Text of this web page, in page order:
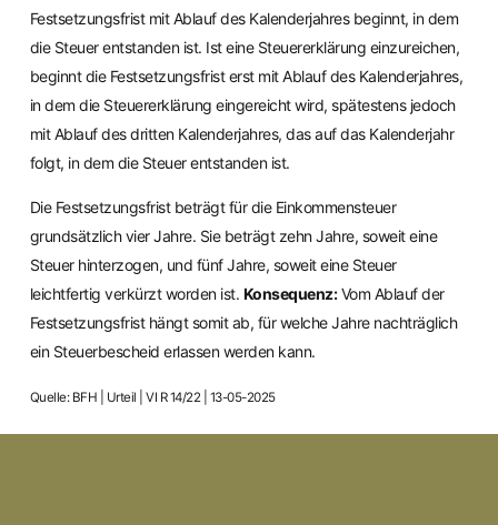
Festsetzungsfrist mit Ablauf des Kalenderjahres beginnt, in dem
die Steuer entstanden ist. Ist eine Steuererklärung einzureichen,
beginnt die Festsetzungsfrist erst mit Ablauf des Kalenderjahres,
in dem die Steuererklärung eingereicht wird, spätestens jedoch
mit Ablauf des dritten Kalenderjahres, das auf das Kalenderjahr
folgt, in dem die Steuer entstanden ist.
Die Festsetzungsfrist beträgt für die Einkommensteuer
grundsätzlich vier Jahre. Sie beträgt zehn Jahre, soweit eine
Steuer hinterzogen, und fünf Jahre, soweit eine Steuer
leichtfertig verkürzt worden ist. Konsequenz:Vom Ablauf der
Festsetzungsfrist hängt somit ab, für welche Jahre nachträglich
ein Steuerbescheid erlassen werden kann.
Quelle: BFH | Urteil | VI R 14/22 | 13-05-2025